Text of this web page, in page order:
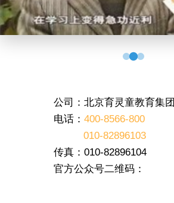
公司：北京育灵童教育集团
电话： 400-8566-800
010-82896103
传真：010-82896104
官方公众号二维码：